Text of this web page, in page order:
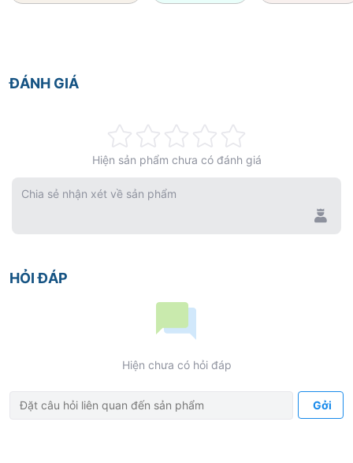
ĐÁNH GIÁ
0%
Hiện sản phẩm chưa có đánh giá
Chia sẻ nhận xét về sản phẩm
HỎI ĐÁP
Hiện chưa có hỏi đáp
Gởi